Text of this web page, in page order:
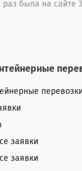
была на сайте
перевозки
заявки
заявки